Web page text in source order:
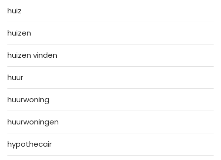
huiz
huizen
huizen vinden
huur
huurwoning
huurwoningen
hypothecair